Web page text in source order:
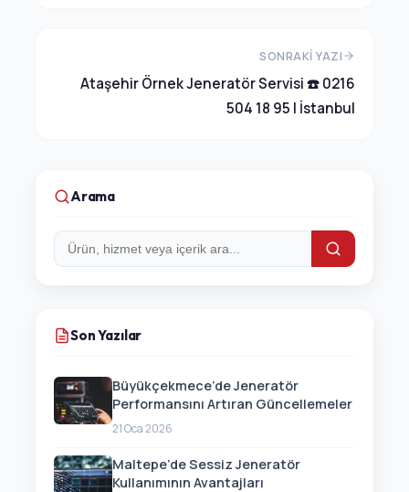
SONRAKI YAZI
Ataşehir Örnek Jeneratör Servisi ☎️ 0216
504 18 95 | İstanbul
Arama
Arama:
Son Yazılar
Büyükçekmece’de Jeneratör
Performansını Artıran Güncellemeler
21 Oca 2026
Maltepe’de Sessiz Jeneratör
Kullanımının Avantajları